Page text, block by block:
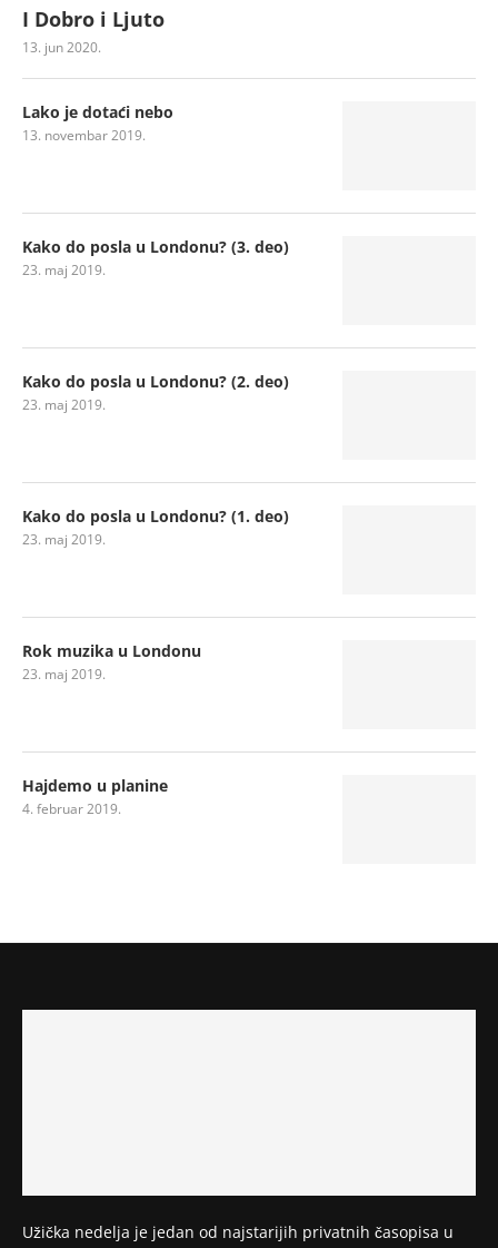
I Dobro i Ljuto
13. jun 2020.
Lako je dotaći nebo
13. novembar 2019.
Kako do posla u Londonu? (3. deo)
23. maj 2019.
Kako do posla u Londonu? (2. deo)
23. maj 2019.
Kako do posla u Londonu? (1. deo)
23. maj 2019.
Rok muzika u Londonu
23. maj 2019.
Hajdemo u planine
4. februar 2019.
Užička nedelja je jedan od najstarijih privatnih časopisa u